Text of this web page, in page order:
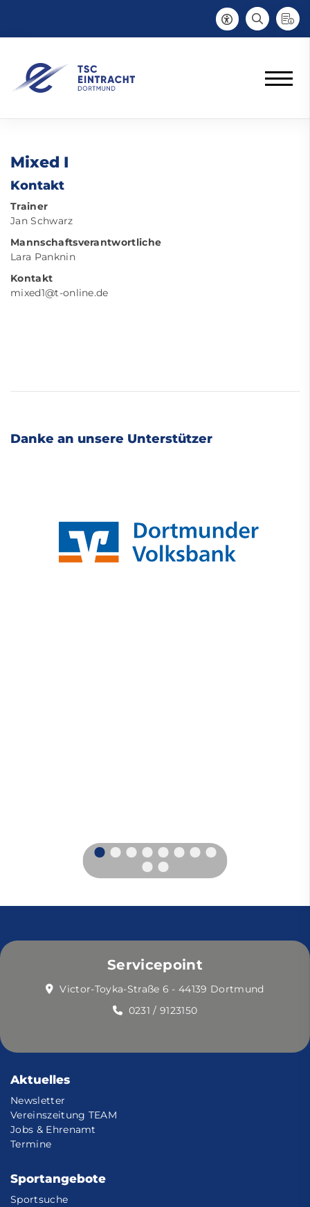
Mixed I
Kontakt
Trainer
Jan Schwarz
Mannschaftsverantwortliche
Lara Panknin
Kontakt
mixed1@t-online.de
Danke an unsere Unterstützer
Servicepoint
Victor-Toyka-Straße 6 - 44139 Dortmund
0231 / 9123150
Aktuelles
Newsletter
Vereinszeitung TEAM
Jobs & Ehrenamt
Termine
Sportangebote
Sportsuche